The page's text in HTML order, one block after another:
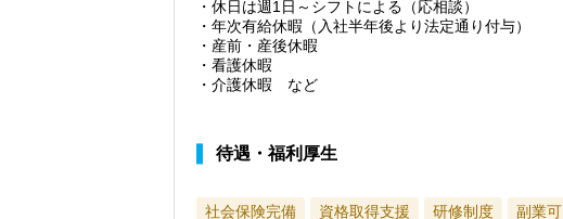
・休日は週1日～シフトによる（応相談）
・年次有給休暇（入社半年後より法定通り付与）
・産前・産後休暇
・看護休暇
・介護休暇 など
待遇・福利厚生
社会保険完備 資格取得支援 研修制度 副業可